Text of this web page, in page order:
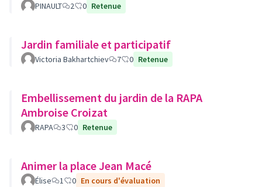
PINAULT 2 0 Retenue
Jardin familiale et participatif
Victoria Bakhartchiev 7 0 Retenue
Embellissement du jardin de la RAPA
Ambroise Croizat
RAPA 3 0 Retenue
Animer la place Jean Macé
Élise 1 0 En cours d'évaluation